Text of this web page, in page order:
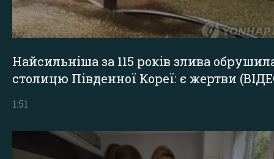
Найсильніша за 115 років злива
столицю Південної Кореї: є жертви
1:51